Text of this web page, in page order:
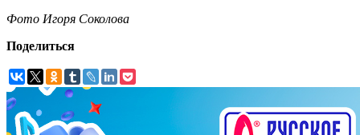
Фото Игоря Соколова
Поделиться